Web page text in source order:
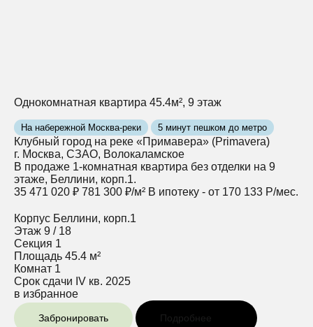
Однокомнатная квартира 45.4м², 9 этаж
На набережной Москва-реки 5 минут пешком до метро
Клубный город на реке «Примавера» (Primavera)
г. Москва, СЗАО, Волокаламское
В продаже 1-комнатная квартира без отделки на 9
этаже, Беллини, корп.1.
35 471 020 ₽ 781 300 ₽/м² В ипотеку - от 170 133 Р/мес.
Корпус Беллини, корп.1
Этаж 9 / 18
Секция 1
Площадь 45.4 м²
Комнат 1
Срок сдачи IV кв. 2025
в избранное
Забронировать Подробнее